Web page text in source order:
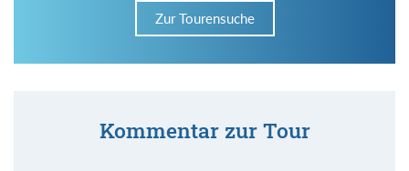
Zur Tourensuche
Kommentar zur Tour